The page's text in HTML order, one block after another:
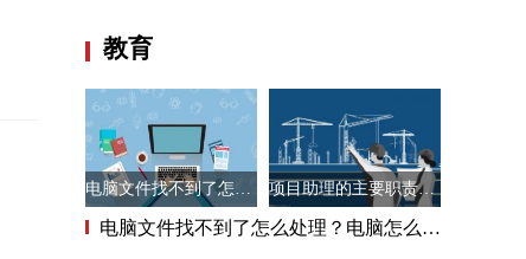
教育
电脑文件找不到了怎么处理？电脑怎么清理垃圾而不误删文件？ 项目助理的主要职责是做什么的？项目助理有发展前景吗？
电脑文件找不到了怎么处理？电脑怎么清理垃圾而不误删文件？